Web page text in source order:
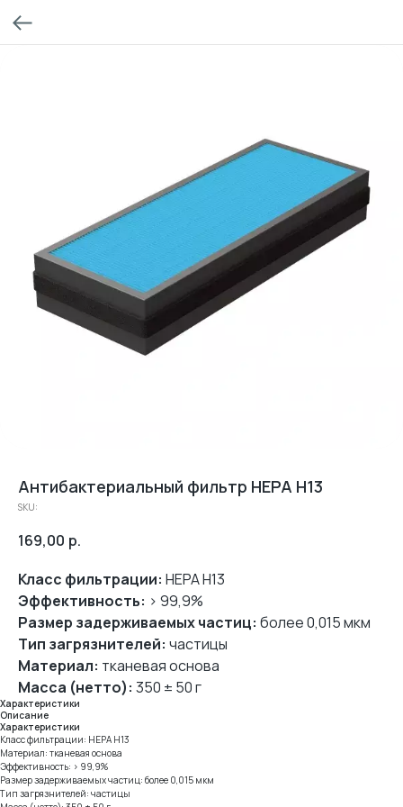
Антибактериальный фильтр HEPA H13
SKU:
169,00 р.
Класс фильтрации: HEPA H13
Эффективность: > 99,9%
Размер задерживаемых частиц: более 0,015 мкм
Тип загрязнителей: частицы
Материал: тканевая основа
Масса (нетто): 350 ± 50 г
Характеристики
Описание
Характеристики
Класс фильтрации: HEPA H13
Материал: тканевая основа
Эффективность: > 99,9%
Размер задерживаемых частиц: более 0,015 мкм
Тип загрязнителей: частицы